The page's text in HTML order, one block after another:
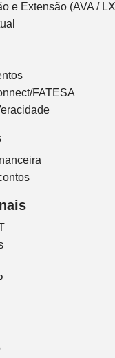
e Extensão (AVA /
FATESA